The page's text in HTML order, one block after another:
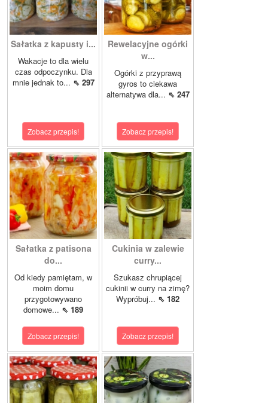
Sałatka z kapusty i...
Wakacje to dla wielu
czas odpoczynku. Dla
mnie jednak to... ⇖ 297
Zobacz przepis!
Rewelacyjne ogórki
w...
Ogórki z przyprawą
gyros to ciekawa
alternatywa dla... ⇖ 247
Zobacz przepis!
Sałatka z patisona
do...
Od kiedy pamiętam, w
moim domu
przygotowywano
domowe... ⇖ 189
Zobacz przepis!
Cukinia w zalewie
curry...
Szukasz chrupiącej
cukinii w curry na zimę?
Wypróbuj... ⇖ 182
Zobacz przepis!